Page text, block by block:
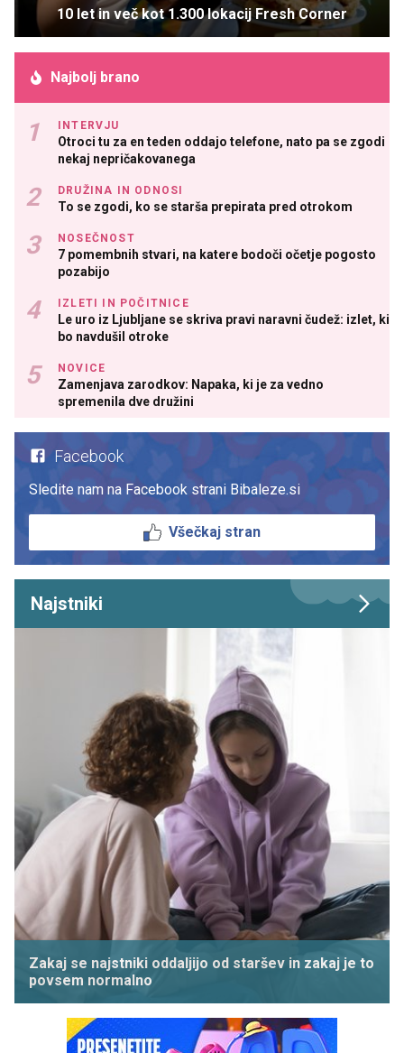
10 let in več kot 1.300 lokacij Fresh Corner
Najbolj brano
INTERVJU
Otroci tu za en teden oddajo telefone, nato pa se zgodi
nekaj nepričakovanega
DRUŽINA IN ODNOSI
To se zgodi, ko se starša prepirata pred otrokom
NOSEČNOST
7 pomembnih stvari, na katere bodoči očetje pogosto
pozabijo
IZLETI IN POČITNICE
Le uro iz Ljubljane se skriva pravi naravni čudež: izlet, ki
bo navdušil otroke
NOVICE
Zamenjava zarodkov: Napaka, ki je za vedno
spremenila dve družini
Facebook
Sledite nam na Facebook strani Bibaleze.si
Všečkaj stran
Najstniki
Zakaj se najstniki oddaljijo od staršev in zakaj je to
povsem normalno